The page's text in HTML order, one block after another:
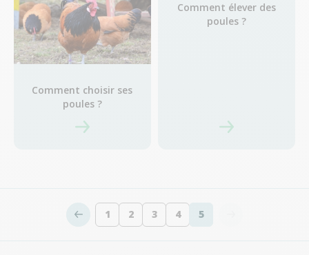
Comment choisir ses
poules ?
Comment élever des
poules ?
Page
1 Page
2 Page
3 Page
4 Vous lisez
5